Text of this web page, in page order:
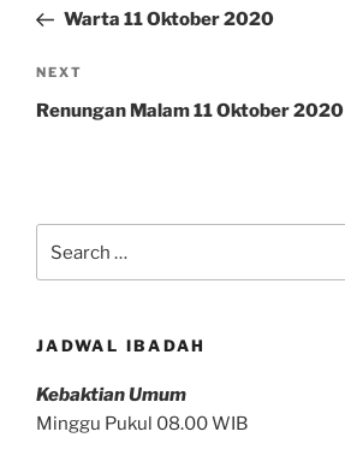
PostWarta 11 Oktober 2020
Next
Post
NEXT
Renungan Malam 11 Oktober 2020
for:
JADWAL IBADAH
Kebaktian Umum
Minggu Pukul 08.00 WIB